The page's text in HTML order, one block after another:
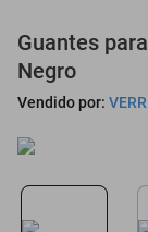
Guantes
Negro
Vendido por:colchones